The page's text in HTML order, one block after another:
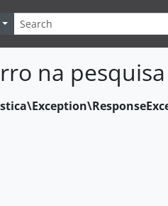
Search options
na pesquisa